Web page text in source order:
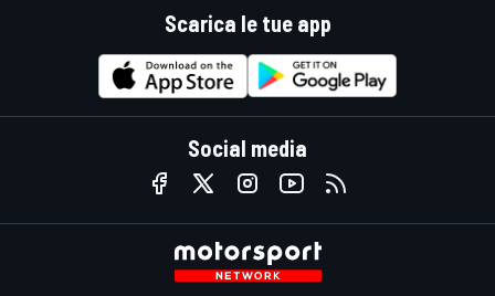
Scarica le tue app
Social media